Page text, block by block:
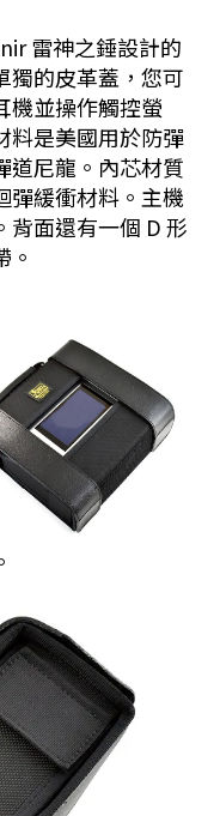
雷神之錘設計的
獨的皮革蓋，您可
機並操作觸控螢
料是美國用於防彈
道尼龍。內芯材質
彈緩衝材料。主機
背面還有一個 D 形